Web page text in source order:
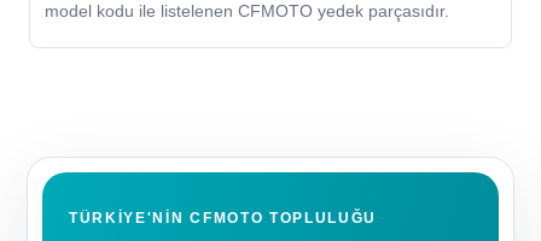
model kodu ile listelenen CFMOTO yedek parçasıdır.
TÜRKIYE'NIN CFMOTO TOPLULUĞU